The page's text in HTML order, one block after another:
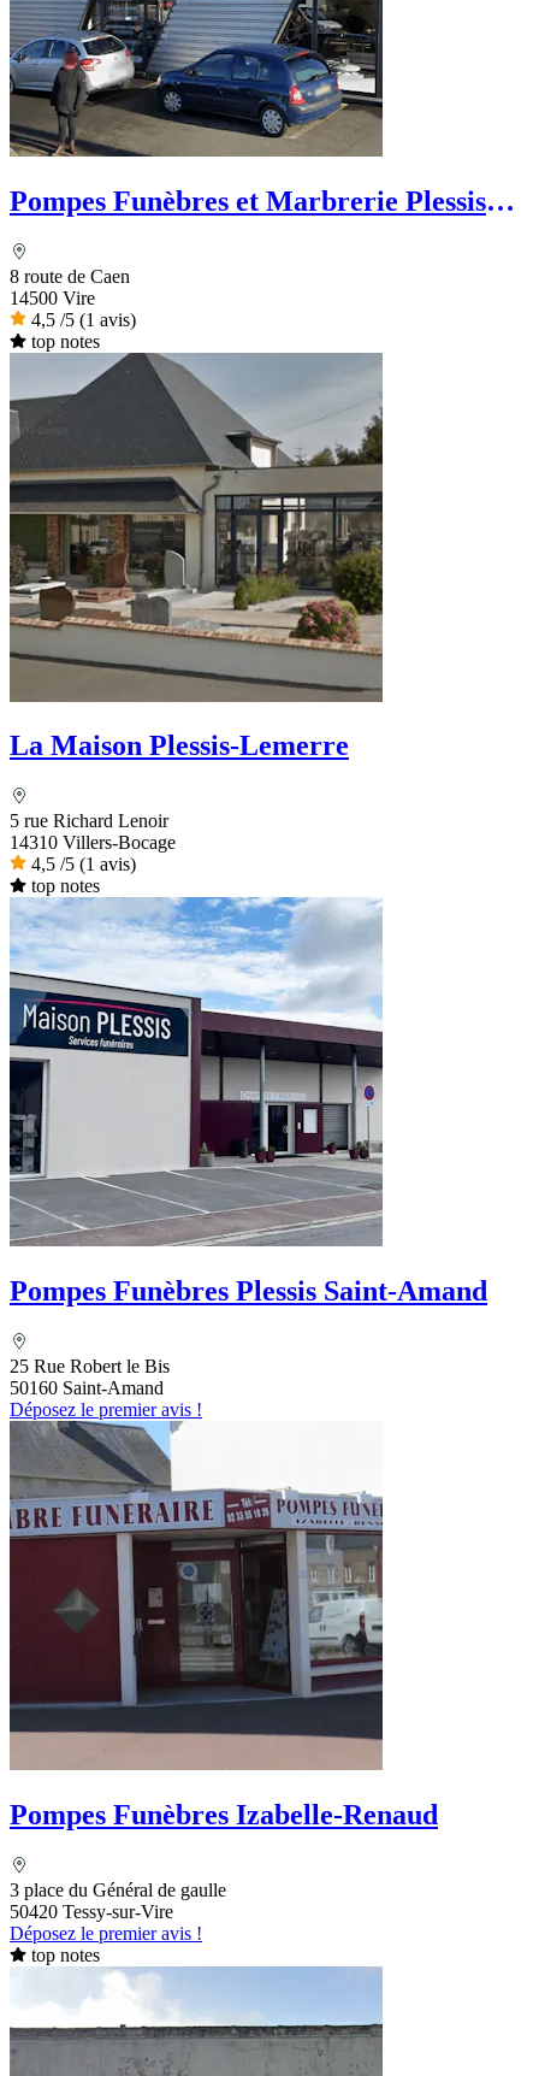
Pompes Funèbres et Marbrerie Plessis
8 route de Caen
14500 Vire
4,5 /5 (1 avis)
top notes
La Maison Plessis-Lemerre
5 rue Richard Lenoir
14310 Villers-Bocage
4,5 /5 (1 avis)
top notes
Pompes Funèbres Plessis Saint-Amand
25 Rue Robert le Bis
50160 Saint-Amand
Déposez le premier avis !
Pompes Funèbres Izabelle-Renaud
3 place du Général de gaulle
50420 Tessy-sur-Vire
Déposez le premier avis !
top notes